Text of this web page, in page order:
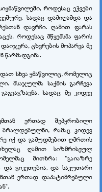
როდესაც ეჭვები
სადაც დამიღამდა და
დავრჩი. ღამით ფარას
როდესაც მწყემსმა ფარის
ცხვრების მოპარვა მე
წარმადგინა.
სხვა ყმაწვილიც, რომელიც
მსაჯულმა საქმის გარჩევა
სადაც მე კიდევ
ერთად შეპყრობილი
ბრალდებულნი, რამაც კიდევ
იქ და გამუდმებით ღმრთის
ღამით სიზმრისეულ
მითხრა: "გაიაზრე
და გიკეთებია, და საკუთარი
ერთად დაპატიმრებული